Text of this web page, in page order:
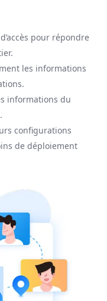
pour répondre
les informations
informations du
configurations
de déploiement